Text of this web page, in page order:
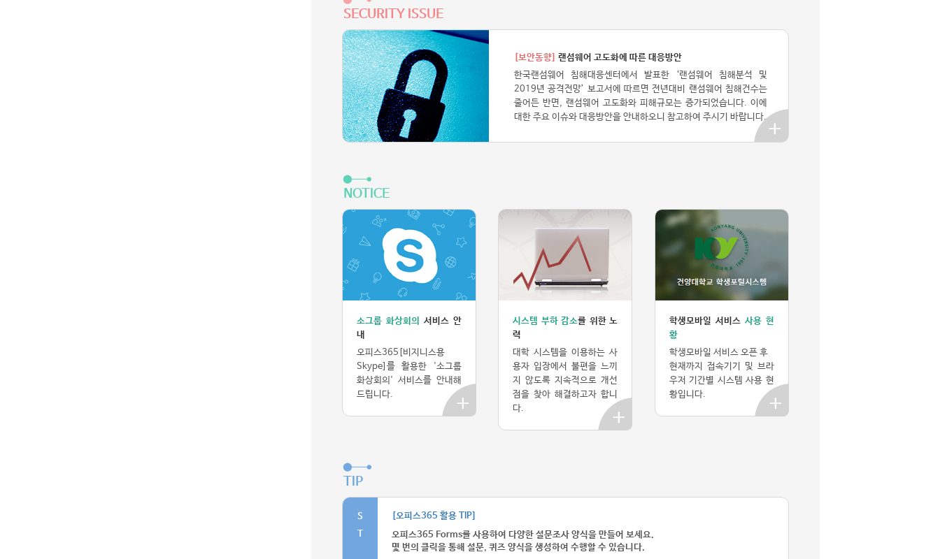
SECURITY ISSUE
[보안동향]
랜섬웨어 고도화에 따른 대응방안
한국랜섬웨어 침해대응센터에서 발표한 ‘랜섬웨어 침해분석 및
2019년 공격전망’ 보고서에 따르면 전년대비 랜섬웨어 침해건수는
줄어든 반면, 랜섬웨어 고도화와 피해규모는 증가되었습니다. 이에
대한 주요 이슈와 대응방안을 안내하오니 참고하여 주시기 바랍니다.
NOTICE
소그룹 화상회의 서비스 안
내
오피스365[비지니스용
Skype]를 활용한 '소그룹
화상회의' 서비스를 안내해
드립니다.
시스템 부하 감소를 위한 노
력
대학 시스템을 이용하는 사
용자 입장에서 불편을 느끼
지 않도록 지속적으로 개선
점을 찾아 해결하고자 합니
다.
학생모바일 서비스 사용 현
황
학생모바일 서비스 오픈 후
현재까지 접속기기 및 브라
우저 기간별 시스템 사용 현
황입니다.
TIP
S
T
[오피스365 활용 TIP]
오피스365 Forms를 사용하여 다양한 설문조사 양식을 만들어 보세요.
몇 번의 클릭을 통해 설문, 퀴즈 양식을 생성하여 수행할 수 있습니다.